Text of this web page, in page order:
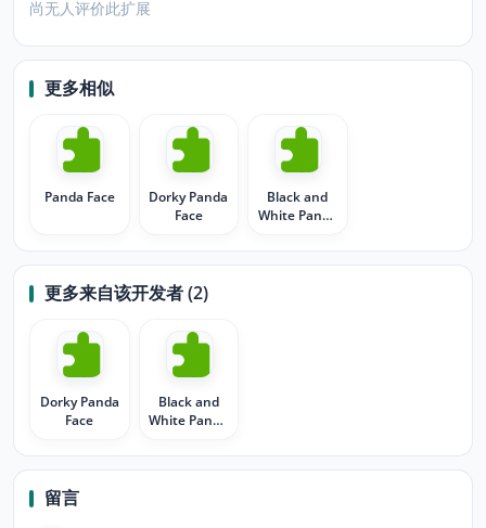
尚无人评价此扩展
更多相似
Panda Face
Dorky Panda
Face
Black and
White Panda
更多来自该开发者 (2)
Dorky Panda
Face
Black and
White Panda
留言